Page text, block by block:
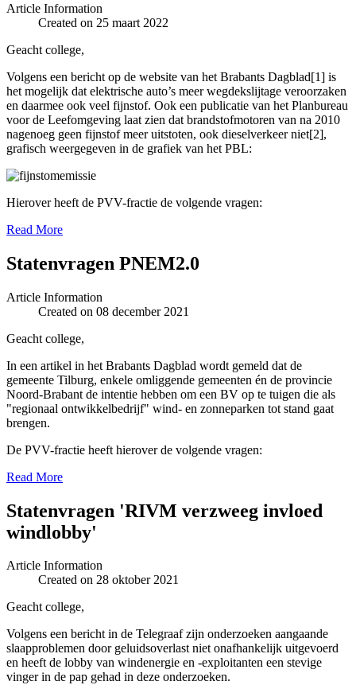
Article Information
Created on 25 maart 2022
Geacht college,
Volgens een bericht op de website van het Brabants Dagblad[1] is
het mogelijk dat elektrische auto’s meer wegdekslijtage veroorzaken
en daarmee ook veel fijnstof. Ook een publicatie van het Planbureau
voor de Leefomgeving laat zien dat brandstofmotoren van na 2010
nagenoeg geen fijnstof meer uitstoten, ook dieselverkeer niet[2],
grafisch weergegeven in de grafiek van het PBL:
Hierover heeft de PVV-fractie de volgende vragen:
Read More
Statenvragen PNEM2.0
Article Information
Created on 08 december 2021
Geacht college,
In een artikel in het Brabants Dagblad wordt gemeld dat de
gemeente Tilburg, enkele omliggende gemeenten én de provincie
Noord-Brabant de intentie hebben om een BV op te tuigen die als
"regionaal ontwikkelbedrijf" wind- en zonneparken tot stand gaat
brengen.
De PVV-fractie heeft hierover de volgende vragen:
Read More
Statenvragen 'RIVM verzweeg invloed
windlobby'
Article Information
Created on 28 oktober 2021
Geacht college,
Volgens een bericht in de Telegraaf zijn onderzoeken aangaande
slaapproblemen door geluidsoverlast niet onafhankelijk uitgevoerd
en heeft de lobby van windenergie en -exploitanten een stevige
vinger in de pap gehad in deze onderzoeken.